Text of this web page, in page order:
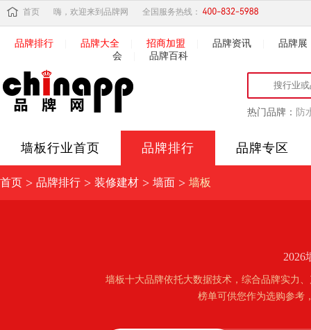
首页 嗨，欢迎来到品牌网 全国服务热线：
品牌排行 品牌大全 招商加盟 品牌资讯
品牌展
会
品牌百科
热门品牌： 防
墙板行业首页 品牌排行 品牌专区
首页 > 品牌排行 > 装修建材 > 墙面 > 墙板
2026
墙板十大品牌依托大数据技术，综合品牌实力
榜单可供您作为选购参考